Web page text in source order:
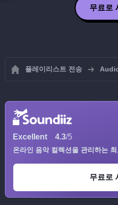
무료로
플레이리스트 전송
Excellent 4.3/5
온라인 음악 컬렉션을 관리하는
무료로